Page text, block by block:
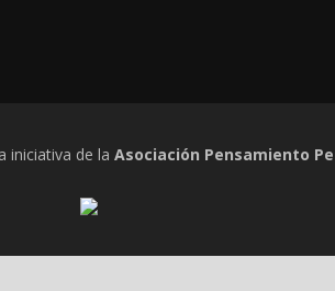
iniciativa de la Asociación Pensamiento